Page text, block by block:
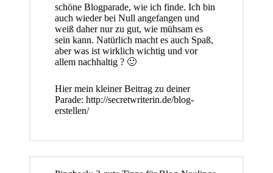
schöne Blogparade, wie ich finde. Ich bin
auch wieder bei Null angefangen und
weiß daher nur zu gut, wie mühsam es
sein kann. Natürlich macht es auch Spaß,
aber was ist wirklich wichtig und vor
allem nachhaltig ? 🙂
Hier mein kleiner Beitrag zu deiner
Parade: http://secretwriterin.de/blog-
erstellen/